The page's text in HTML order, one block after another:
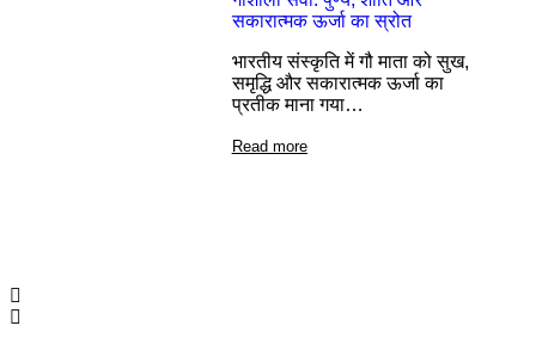
सकारात्मक ऊर्जा का स्रोत
भारतीय संस्कृति में गौ माता को सुख,
समृद्धि और सकारात्मक ऊर्जा का
प्रतीक माना गया…
Read more